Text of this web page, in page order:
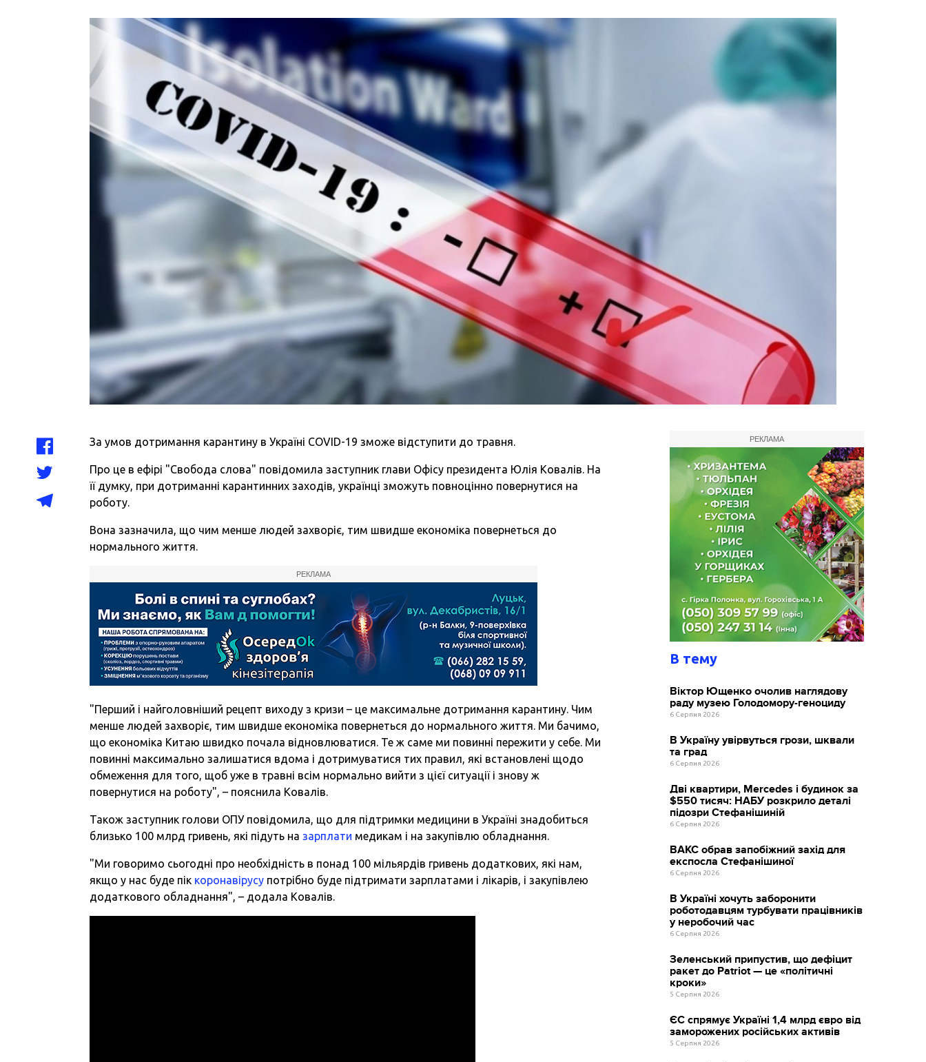
За умов дотримання карантину в Україні COVID-19 зможе відступити до травня.
Про це в ефірі "Свобода слова" повідомила заступник глави Офісу президента Юлія Ковалів. На
її думку, при дотриманні карантинних заходів, українці зможуть повноцінно повернутися на
роботу.
Вона зазначила, що чим менше людей захворіє, тим швидше економіка повернеться до
нормального життя.
РЕКЛАМА
"Перший і найголовніший рецепт виходу з кризи – це максимальне дотримання карантину. Чим
менше людей захворіє, тим швидше економіка повернеться до нормального життя. Ми бачимо,
що економіка Китаю швидко почала відновлюватися. Те ж саме ми повинні пережити у себе. Ми
повинні максимально залишатися вдома і дотримуватися тих правил, які встановлені щодо
обмеження для того, щоб уже в травні всім нормально вийти з цієї ситуації і знову ж
повернутися на роботу", – пояснила Ковалів.
Також заступник голови ОПУ повідомила, що для підтримки медицини в Україні знадобиться
близько 100 млрд гривень, які підуть назарплати медикам і на закупівлю обладнання.
"Ми говоримо сьогодні про необхідність в понад 100 мільярдів гривень додаткових, які нам,
якщо у нас буде пік коронавірусу потрібно буде підтримати зарплатами і лікарів, і закупівлею
додаткового обладнання", – додала Ковалів.
РЕКЛАМА
В тему
Віктор Ющенко очолив наглядову
раду музею Голодомору-геноциду
6 Серпня 2026
В Україну увірвуться грози, шквали
та град
6 Серпня 2026
Дві квартири, Mercedes і будинок за
$550 тисяч: НАБУ розкрило деталі
підозри Стефанішиній
6 Серпня 2026
ВАКС обрав запобіжний захід для
експосла Стефанішиної
6 Серпня 2026
В Україні хочуть заборонити
роботодавцям турбувати працівників
у неробочий час
6 Серпня 2026
Зеленський припустив, що дефіцит
ракет до Patriot — це «політичні
кроки»
5 Серпня 2026
ЄС спрямує Україні 1,4 млрд євро від
заморожених російських активів
5 Серпня 2026